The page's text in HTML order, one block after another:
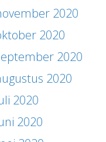
2020
2020
2020
2020
2020
2020